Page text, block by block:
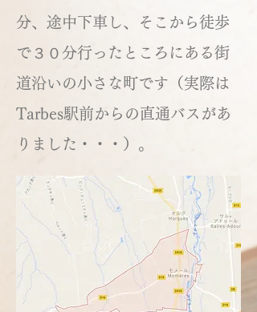
分、途中下車し、そこから徒歩
で３０分行ったところにある街
道沿いの小さな町です（実際は
Tarbes駅前からの直通バスがあ
りました・・・）。